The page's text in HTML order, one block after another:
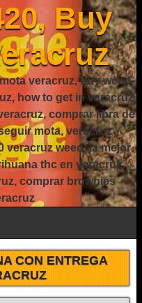
Buy
veracruz, buy weed
how to get in veracruz
comprar libra de
mota, veracruz
veracruz weed, la mejor
thc en veracruz,
comprar brownies
CON ENTREGA